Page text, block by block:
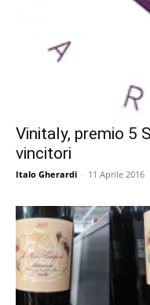
Vinitaly, premio 5
vincitori
Italo Gherardi - 11 Aprile 2016